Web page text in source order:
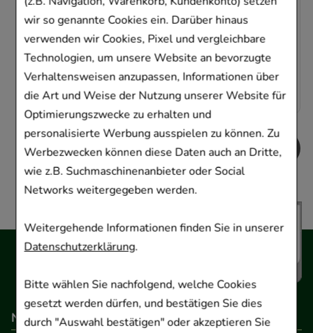
wir so genannte Cookies ein. Darüber hinaus
verwenden wir Cookies, Pixel und vergleichbare
Technologien, um unsere Website an bevorzugte
Verhaltensweisen anzupassen, Informationen über
die Art und Weise der Nutzung unserer Website für
Optimierungszwecke zu erhalten und
personalisierte Werbung ausspielen zu können. Zu
Werbezwecken können diese Daten auch an Dritte,
wie z.B. Suchmaschinenanbieter oder Social
Networks weitergegeben werden.
Weitergehende Informationen finden Sie in unserer
Datenschutzerklärung.
Bitte wählen Sie nachfolgend, welche Cookies
gesetzt werden dürfen, und bestätigen Sie dies
durch "Auswahl bestätigen" oder akzeptieren Sie
Sofort lieferbar
56,99 €
AVP:151,47 €
0,48 €
Navigation